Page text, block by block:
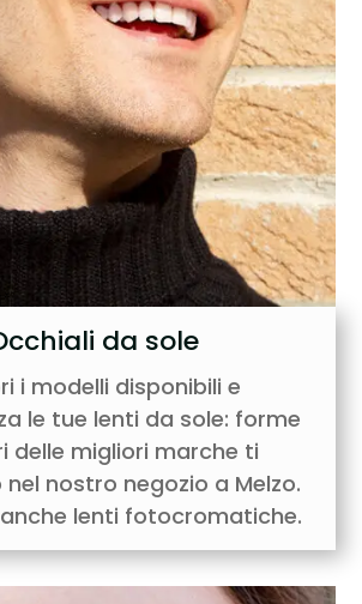
da sole
i modelli disponibili e
le tue lenti da sole: forme
delle migliori marche ti
nostro negozio a Melzo.
lenti fotocromatiche.